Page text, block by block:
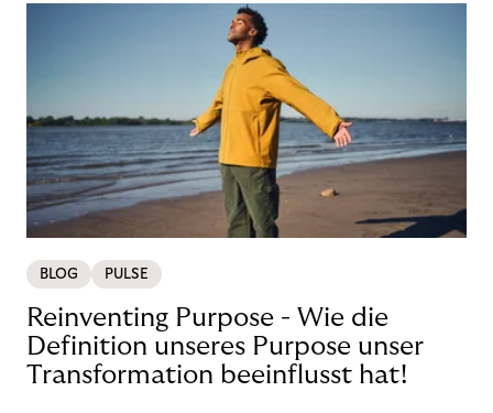
BLOG PULSE
Reinventing Purpose - Wie die
Definition unseres Purpose unser
Transformation beeinflusst hat!